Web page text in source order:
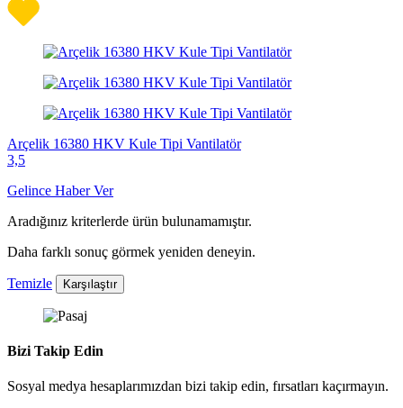
Arçelik 16380 HKV Kule Tipi Vantilatör
3,5
Gelince Haber Ver
Aradığınız kriterlerde ürün bulunamamıştır.
Daha farklı sonuç görmek yeniden deneyin.
Temizle Karşılaştır
Bizi Takip Edin
Sosyal medya hesaplarımızdan bizi takip edin, fırsatları kaçırmayın.